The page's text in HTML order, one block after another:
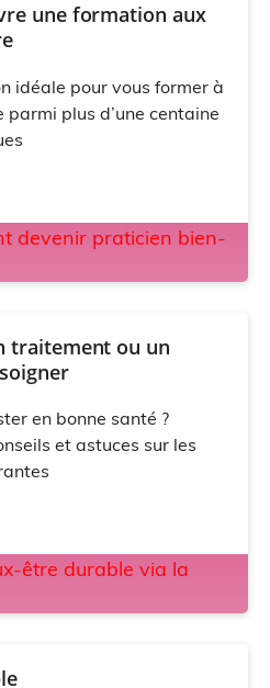
une formation aux
idéale pour vous former à
plus d’une centaine
traitement ou un
en bonne santé ?
et astuces sur les